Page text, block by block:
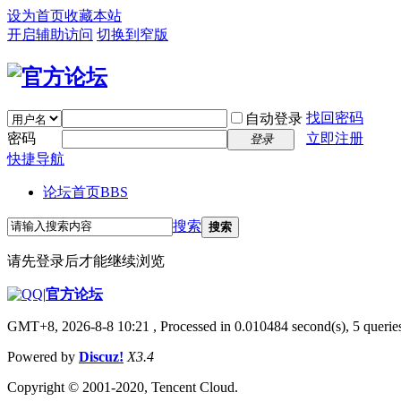
设为首页收藏本站
开启辅助访问 切换到窄版
自动登录 找回密码
密码
登录
立即注册
快捷导航
论坛首页BBS
搜索 搜索
请先登录后才能继续浏览
|官方论坛
GMT+8, 2026-8-8 10:21 , Processed in 0.010484 second(s), 5
Powered by Discuz! X3.4
Copyright © 2001-2020, Tencent Cloud.